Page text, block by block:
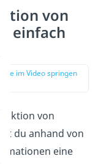
von
einfach
im Video springen
von
du anhand von
eine